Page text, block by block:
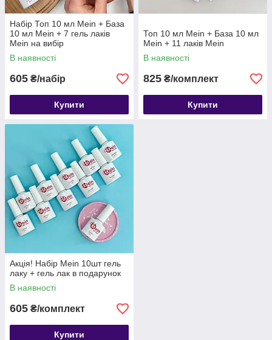
Набір Топ 10 мл Mein + База
10 мл Mein + 7 гель лаків
Mein на вибір
В наявності
605 ₴/набір
Купити
Топ 10 мл Mein + База 10 мл
Mein + 11 лаків Mein
В наявності
825 ₴/комплект
Купити
Акція! Набір Mein 10шт гель
лаку + гель лак в подарунок
В наявності
605 ₴/комплект
Купити